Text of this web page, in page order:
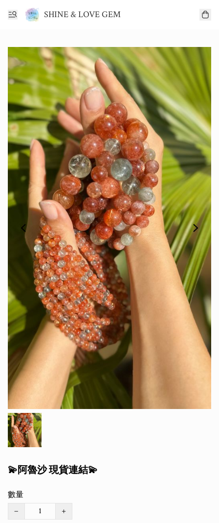
SHINE & LOVE GEM
💫阿魯沙 現貨連結💫
數量
−
+